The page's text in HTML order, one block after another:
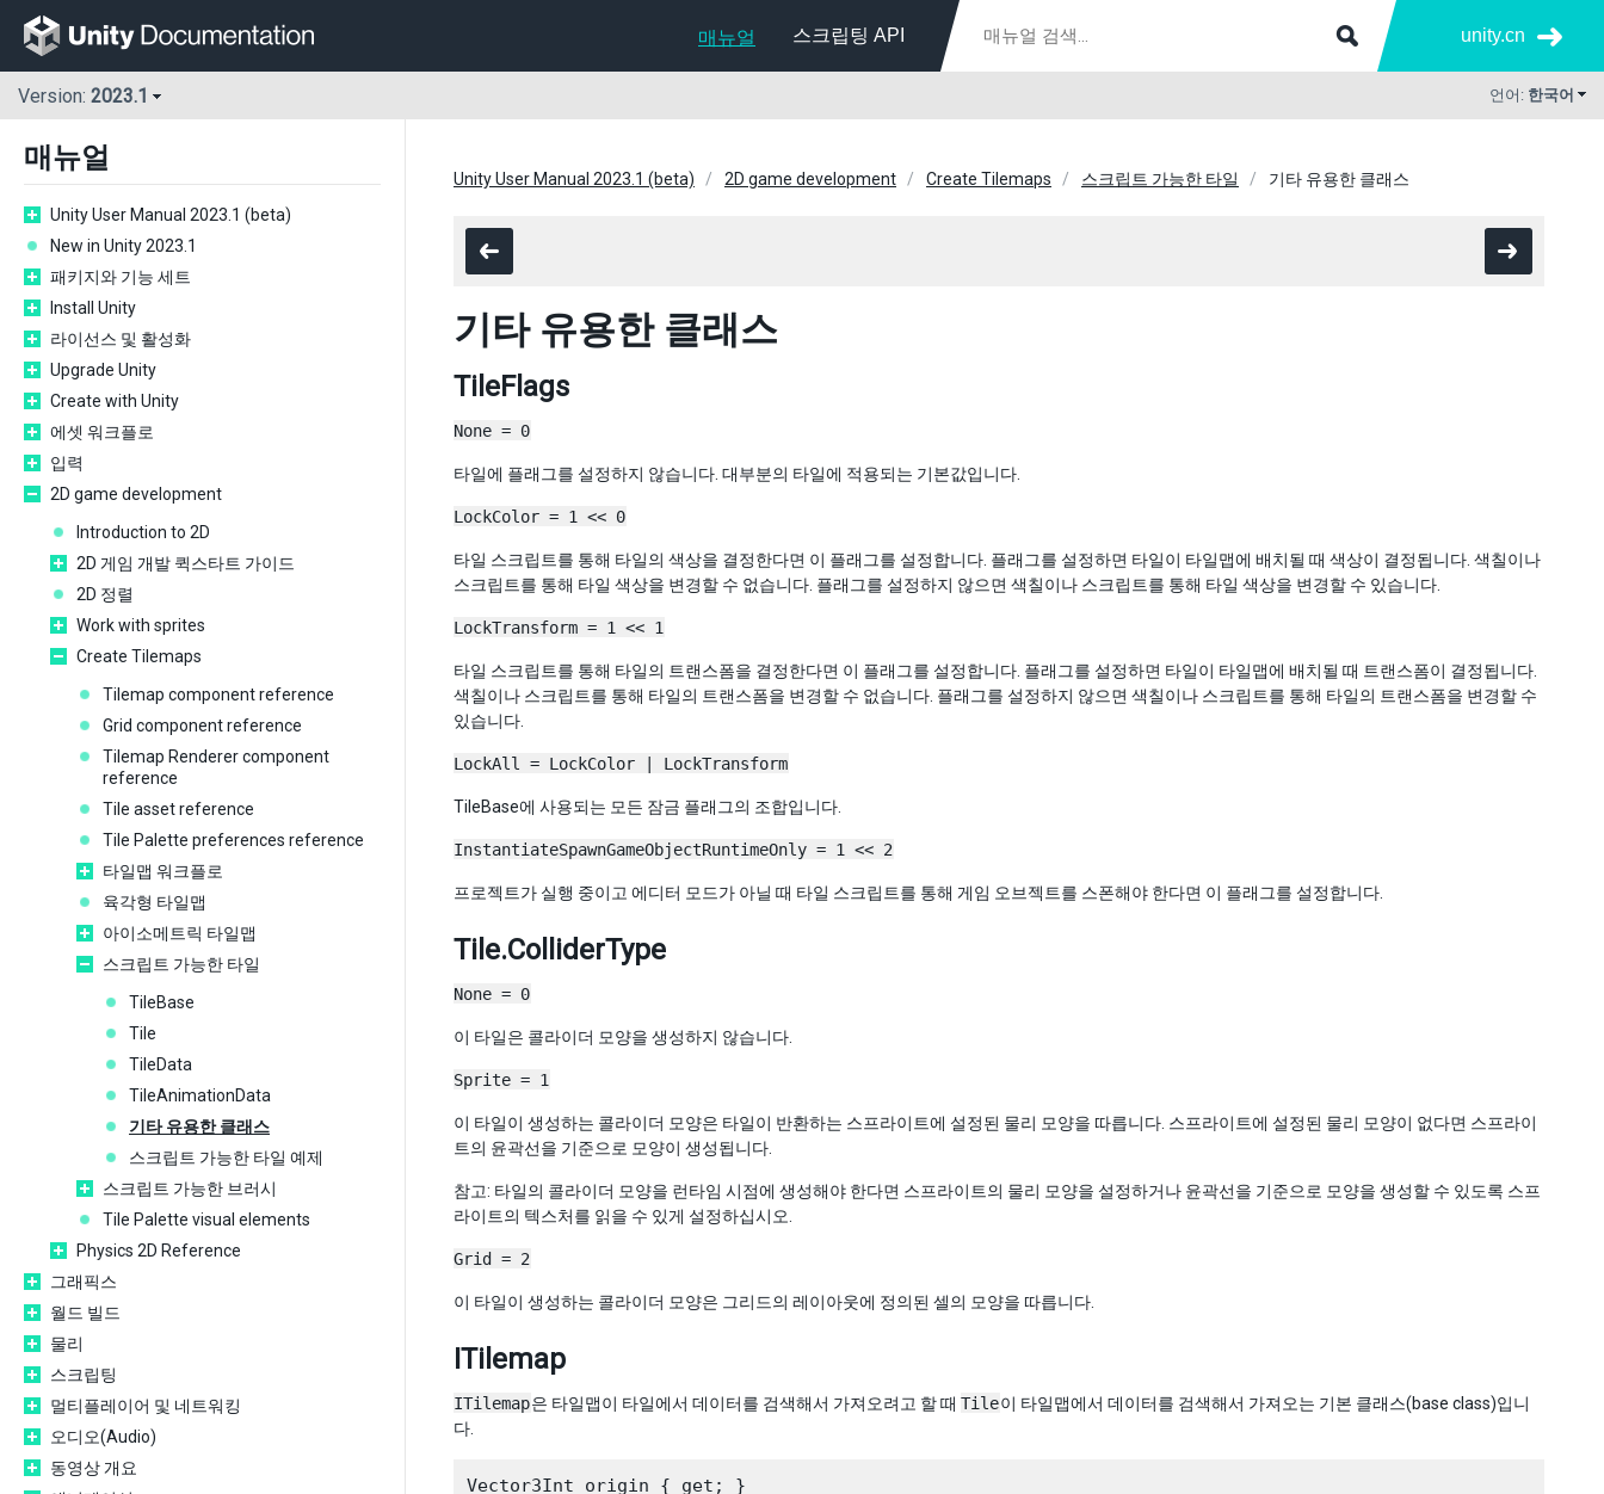
매뉴얼 스크립팅 API unity.cn
Version: 2023.1 언어: 한국어
매뉴얼
Unity User Manual 2023.1 (beta)
New in Unity 2023.1
패키지와 기능 세트
Install Unity
라이선스 및 활성화
Upgrade Unity
Create with Unity
에셋 워크플로
입력
2D game development
Introduction to 2D
2D 게임 개발 퀵스타트 가이드
2D 정렬
Work with sprites
Create Tilemaps
Tilemap component reference
Grid component reference
Tilemap Renderer component
reference
Tile asset reference
Tile Palette preferences reference
타일맵 워크플로
육각형 타일맵
아이소메트릭 타일맵
스크립트 가능한 타일
TileBase
Tile
TileData
TileAnimationData
기타 유용한 클래스
스크립트 가능한 타일 예제
스크립트 가능한 브러시
Tile Palette visual elements
Physics 2D Reference
그래픽스
월드 빌드
물리
스크립팅
멀티플레이어 및 네트워킹
오디오(Audio)
동영상 개요
Unity User Manual 2023.1 (beta) 2D game development Create Tilemaps 스크립트 가능한 타일 기타 유용한 클래스
기타 유용한 클래스
TileFlags
None = 0
타일에 플래그를 설정하지 않습니다. 대부분의 타일에 적용되는 기본값입니다.
LockColor = 1 << 0
타일 스크립트를 통해 타일의 색상을 결정한다면 이 플래그를 설정합니다. 플래그를 설정하면 타일이 타일맵에 배치될 때 색상이 결정됩니다. 색칠이나
스크립트를 통해 타일 색상을 변경할 수 없습니다. 플래그를 설정하지 않으면 색칠이나 스크립트를 통해 타일 색상을 변경할 수 있습니다.
LockTransform = 1 << 1
타일 스크립트를 통해 타일의 트랜스폼을 결정한다면 이 플래그를 설정합니다. 플래그를 설정하면 타일이 타일맵에 배치될 때 트랜스폼이 결정됩니다.
색칠이나 스크립트를 통해 타일의 트랜스폼을 변경할 수 없습니다. 플래그를 설정하지 않으면 색칠이나 스크립트를 통해 타일의 트랜스폼을 변경할 수
있습니다.
LockAll = LockColor | LockTransform
TileBase에 사용되는 모든 잠금 플래그의 조합입니다.
InstantiateSpawnGameObjectRuntimeOnly = 1 << 2
프로젝트가 실행 중이고 에디터 모드가 아닐 때 타일 스크립트를 통해 게임 오브젝트를 스폰해야 한다면 이 플래그를 설정합니다.
Tile.ColliderType
None = 0
이 타일은 콜라이더 모양을 생성하지 않습니다.
Sprite = 1
이 타일이 생성하는 콜라이더 모양은 타일이 반환하는 스프라이트에 설정된 물리 모양을 따릅니다. 스프라이트에 설정된 물리 모양이 없다면 스프라이
트의 윤곽선을 기준으로 모양이 생성됩니다.
참고: 타일의 콜라이더 모양을 런타임 시점에 생성해야 한다면 스프라이트의 물리 모양을 설정하거나 윤곽선을 기준으로 모양을 생성할 수 있도록 스프
라이트의 텍스처를 읽을 수 있게 설정하십시오.
Grid = 2
이 타일이 생성하는 콜라이더 모양은 그리드의 레이아웃에 정의된 셀의 모양을 따릅니다.
ITilemap
ITilemap은 타일맵이 타일에서 데이터를 검색해서 가져오려고 할 때 Tile이 타일맵에서 데이터를 검색해서 가져오는 기본 클래스(base class)입니
다.